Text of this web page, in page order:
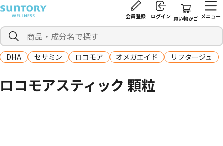
会員登録 ログイン 買い物かご メニュー
DHA セサミン ロコモア オメガエイド リフタージュ
ロコモアスティック 顆粒